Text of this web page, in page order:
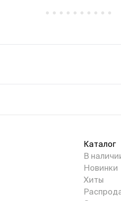
Каталог
В
Новинки
Хиты